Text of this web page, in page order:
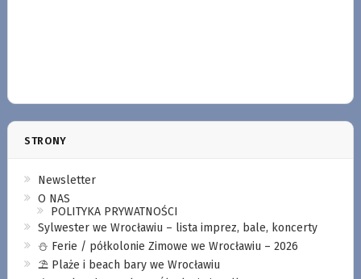
STRONY
Newsletter
O NAS
POLITYKA PRYWATNOŚCI
Sylwester we Wrocławiu – lista imprez, bale, koncerty
⛄️ Ferie / półkolonie Zimowe we Wrocławiu – 2026
⛱️ Plaże i beach bary we Wrocławiu